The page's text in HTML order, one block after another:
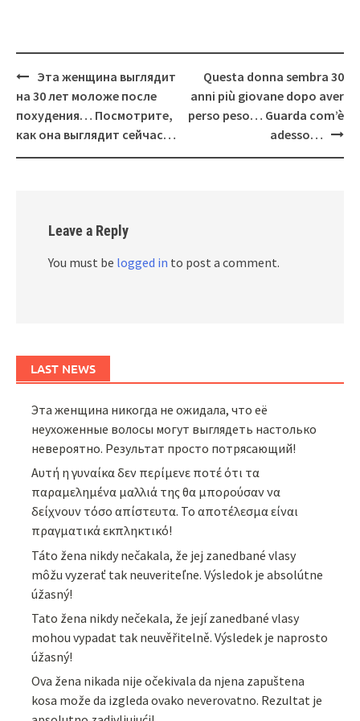
Post
navigation
Эта женщина выглядит
на 30 лет моложе после
похудения… Посмотрите,
как она выглядит сейчас…
Questa donna sembra 30
anni più giovane dopo aver
perso peso… Guarda com’è
adesso…
Leave a Reply
You must be logged in to post a comment.
LAST NEWS
Эта женщина никогда не ожидала, что её
неухоженные волосы могут выглядеть настолько
невероятно. Результат просто потрясающий!
Αυτή η γυναίκα δεν περίμενε ποτέ ότι τα
παραμελημένα μαλλιά της θα μπορούσαν να
δείχνουν τόσο απίστευτα. Το αποτέλεσμα είναι
πραγματικά εκπληκτικό!
Táto žena nikdy nečakala, že jej zanedbané vlasy
môžu vyzerať tak neuveriteľne. Výsledok je absolútne
úžasný!
Tato žena nikdy nečekala, že její zanedbané vlasy
mohou vypadat tak neuvěřitelně. Výsledek je naprosto
úžasný!
Ova žena nikada nije očekivala da njena zapuštena
kosa može da izgleda ovako neverovatno. Rezultat je